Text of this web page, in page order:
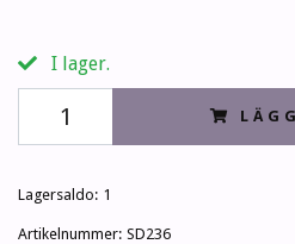
I lager.
Lagersaldo: 1
Artikelnummer: SD236